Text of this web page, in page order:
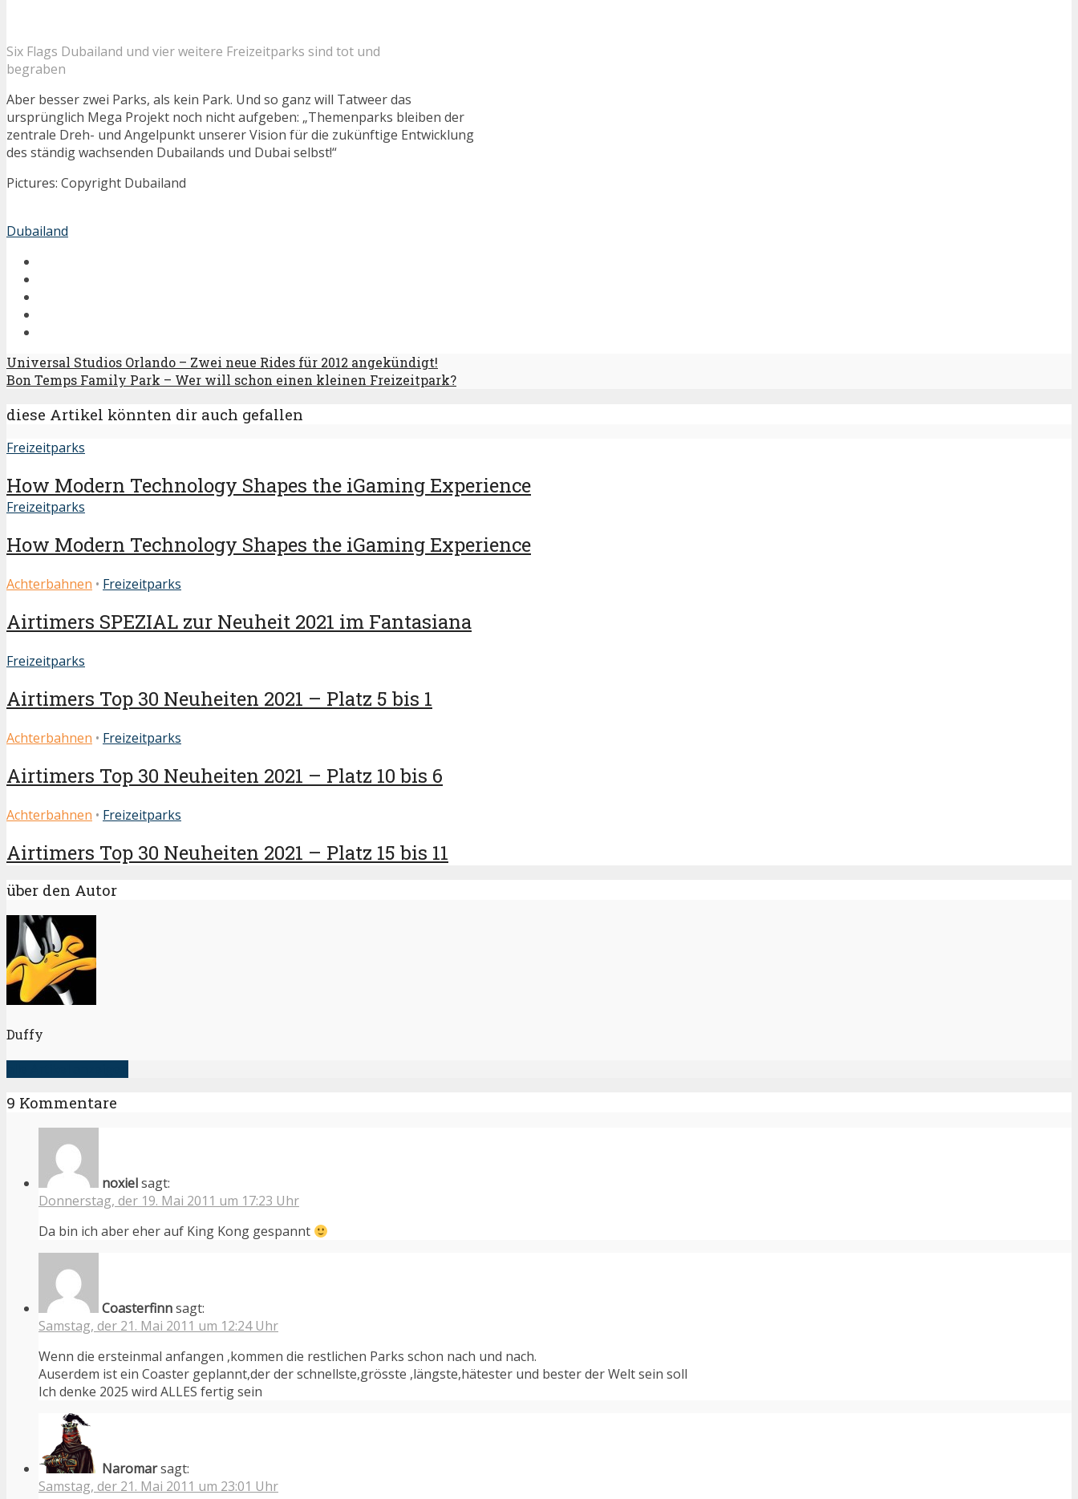
Six Flags Dubailand und vier weitere Freizeitparks sind tot und
begraben
Aber besser zwei Parks, als kein Park. Und so ganz will Tatweer das
ursprünglich Mega Projekt noch nicht aufgeben: „Themenparks bleiben der
zentrale Dreh- und Angelpunkt unserer Vision für die zukünftige Entwicklung
des ständig wachsenden Dubailands und Dubai selbst!“
Pictures: Copyright Dubailand
Dubailand
Universal Studios Orlando – Zwei neue Rides für 2012 angekündigt!
Bon Temps Family Park – Wer will schon einen kleinen Freizeitpark?
diese Artikel könnten dir auch gefallen
Freizeitparks
How Modern Technology Shapes the iGaming Experience
Freizeitparks
How Modern Technology Shapes the iGaming Experience
Achterbahnen • Freizeitparks
Airtimers SPEZIAL zur Neuheit 2021 im Fantasiana
Freizeitparks
Airtimers Top 30 Neuheiten 2021 – Platz 5 bis 1
Achterbahnen • Freizeitparks
Airtimers Top 30 Neuheiten 2021 – Platz 10 bis 6
Achterbahnen • Freizeitparks
Airtimers Top 30 Neuheiten 2021 – Platz 15 bis 11
über den Autor
Duffy
9 Kommentare
noxielsagt:
Donnerstag, der 19. Mai 2011 um 17:23 Uhr
Da bin ich aber eher auf King Kong gespannt
Coasterfinnsagt:
Samstag, der 21. Mai 2011 um 12:24 Uhr
Wenn die ersteinmal anfangen ,kommen die restlichen Parks schon nach und nach.
Auserdem ist ein Coaster geplannt,der der schnellste,grösste ,längste,hätester und bester der Welt sein soll
Ich denke 2025 wird ALLES fertig sein
Naromarsagt:
Samstag, der 21. Mai 2011 um 23:01 Uhr